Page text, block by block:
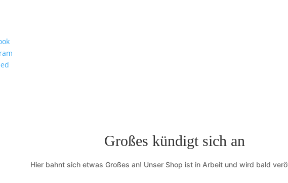
Großes kündigt sich an
Hier bahnt sich etwas Großes an! Unser Shop ist in Arbeit und wird bald